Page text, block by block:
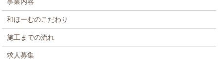
事業内容
和ほーむのこだわり
施工までの流れ
求人募集